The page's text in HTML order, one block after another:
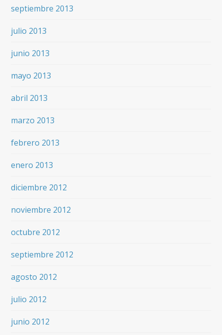
septiembre 2013
julio 2013
junio 2013
mayo 2013
abril 2013
marzo 2013
febrero 2013
enero 2013
diciembre 2012
noviembre 2012
octubre 2012
septiembre 2012
agosto 2012
julio 2012
junio 2012